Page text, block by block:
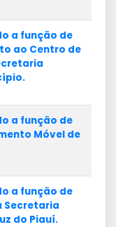
a função de
ao Centro de
a função de
Móvel de
a função de
Secretaria
do Piauí.